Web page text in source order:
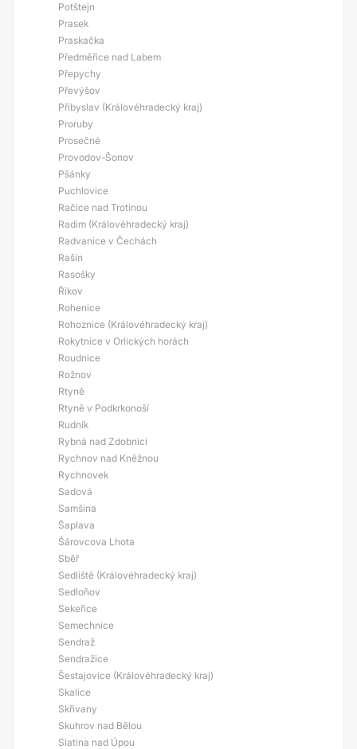
Potštejn
Prasek
Praskačka
Předměřice nad Labem
Přepychy
Převýšov
Přibyslav (Královéhradecký kraj)
Proruby
Prosečné
Provodov-Šonov
Pšánky
Puchlovice
Račice nad Trotinou
Radim (Královéhradecký kraj)
Radvanice v Čechách
Rašín
Rasošky
Řikov
Rohenice
Rohoznice (Královéhradecký kraj)
Rokytnice v Orlických horách
Roudnice
Rožnov
Rtyně
Rtyně v Podkrkonoší
Rudník
Rybná nad Zdobnicí
Rychnov nad Kněžnou
Rychnovek
Sadová
Samšina
Šaplava
Šárovcova Lhota
Sběř
Sedliště (Královéhradecký kraj)
Sedloňov
Sekeřice
Semechnice
Sendraž
Sendražice
Šestajovice (Královéhradecký kraj)
Skalice
Skřivany
Skuhrov nad Bělou
Slatina nad Úpou